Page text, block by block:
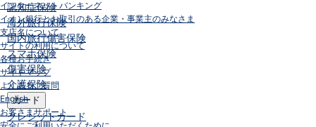
認知症保険
海外旅行保険
国内旅行傷害保険
スマホ保険
傷害保険
介護保険
カード
クレジットカード
インターネットバンキング
イオン銀行とお取引のある企業・事業主のみなさま
支店名について
サイトの利用について
各種お手続き
サイトマップ
よくあるご質問
English
お客さまサポート